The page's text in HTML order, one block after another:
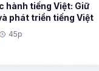
hành tiếng Việt: Giữ
phát triển tiếng Việt
45p